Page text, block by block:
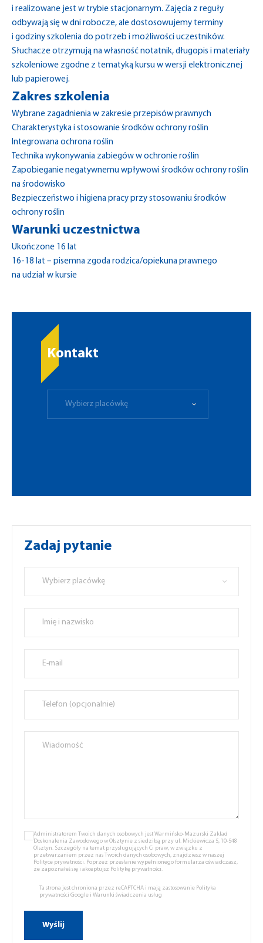
i realizowane jest w trybie stacjonarnym. Zajęcia z reguły
odbywają się w dni robocze, ale dostosowujemy terminy
i godziny szkolenia do potrzeb i możliwości uczestników.
Słuchacze otrzymują na własność notatnik, długopis i materiały
szkoleniowe zgodne z tematyką kursu w wersji elektronicznej
lub papierowej.
Zakres szkolenia
Wybrane zagadnienia w zakresie przepisów prawnych
Charakterystyka i stosowanie środków ochrony roślin
Integrowana ochrona roślin
Technika wykonywania zabiegów w ochronie roślin
Zapobieganie negatywnemu wpływowi środków ochrony roślin
na środowisko
Bezpieczeństwo i higiena pracy przy stosowaniu środków
ochrony roślin
Warunki uczestnictwa
Ukończone 16 lat
16-18 lat – pisemna zgoda rodzica/opiekuna prawnego
na udział w kursie
Kontakt
Wybierz placówkę
Zadaj pytanie
Wybierz placówkę
Administratorem Twoich danych osobowych jest Warmińsko-Mazurski Zakład
Doskonalenia Zawodowego w Olsztynie z siedzibą przy ul. Mickiewicza 5, 10-548
Olsztyn. Szczegóły na temat przysługujących Ci praw, w związku z
przetwarzaniem przez nas Twoich danych osobowych, znajdziesz w naszej
Polityce prywatności. Poprzez przesłanie wypełnionego formularza oświadczasz,
że zapoznałeś się i akceptujsz Politykę prywatności.
Ta strona jest chroniona przez reCAPTCHA i mają zastosowanie Polityka
prywatności Google i Warunki świadczenia usług